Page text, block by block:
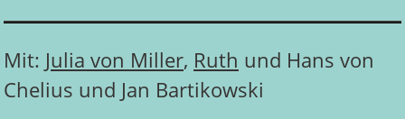
Mit: Julia von Miller, Ruth und Hans von
Chelius und Jan Bartikowski